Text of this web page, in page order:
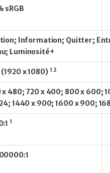
sRGB
Information; Quitter;
Luminosité+
(1920 x1080) 1 2
480; 720 x 400; 800 x 600;
1440 x 900; 1600 x 900;
1